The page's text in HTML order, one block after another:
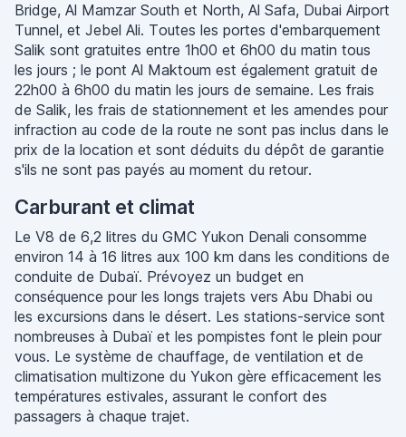
Bridge, Al Mamzar South et North, Al Safa, Dubai Airport
Tunnel, et Jebel Ali. Toutes les portes d'embarquement
Salik sont gratuites entre 1h00 et 6h00 du matin tous
les jours ; le pont Al Maktoum est également gratuit de
22h00 à 6h00 du matin les jours de semaine. Les frais
de Salik, les frais de stationnement et les amendes pour
infraction au code de la route ne sont pas inclus dans le
prix de la location et sont déduits du dépôt de garantie
s'ils ne sont pas payés au moment du retour.
Carburant et climat
Le V8 de 6,2 litres du GMC Yukon Denali consomme
environ 14 à 16 litres aux 100 km dans les conditions de
conduite de Dubaï. Prévoyez un budget en
conséquence pour les longs trajets vers Abu Dhabi ou
les excursions dans le désert. Les stations-service sont
nombreuses à Dubaï et les pompistes font le plein pour
vous. Le système de chauffage, de ventilation et de
climatisation multizone du Yukon gère efficacement les
températures estivales, assurant le confort des
passagers à chaque trajet.